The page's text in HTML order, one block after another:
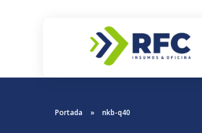
Portada » nkb-q40